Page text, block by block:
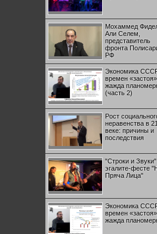
Мохаммед
Али Селем,
представитель
фронта
РФ
Экономика
времен
жажда
(часть 2)
Рост
неравенства в 21
веке: причины и
последствия
"Строки и
эгалите-фесте
Пряча Лица"
Экономика
времен
жажда